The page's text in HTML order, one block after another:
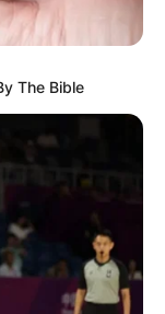
The Bible